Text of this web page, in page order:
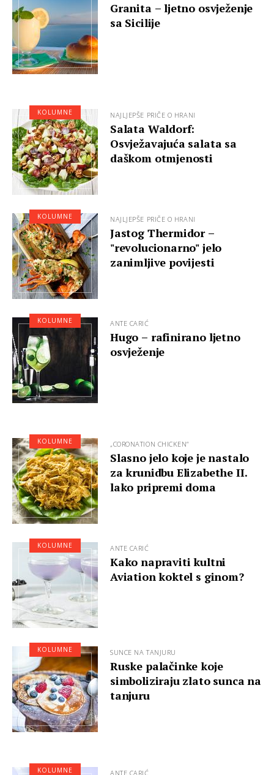
Granita – ljetno osvježenje
sa Sicilije
NAJLJEPŠE PRIČE O HRANI
Salata Waldorf:
Osvježavajuća salata sa
daškom otmjenosti
KOLUMNE
NAJLJEPŠE PRIČE O HRANI
Jastog Thermidor –
"revolucionarno" jelo
zanimljive povijesti
KOLUMNE
ANTE CARIĆ
Hugo – rafinirano ljetno
osvježenje
KOLUMNE
„CORONATION CHICKEN“
Slasno jelo koje je nastalo
za krunidbu Elizabethe II.
lako pripremi doma
KOLUMNE
ANTE CARIĆ
Kako napraviti kultni
Aviation koktel s ginom?
KOLUMNE
SUNCE NA TANJURU
Ruske palačinke koje
simboliziraju zlato sunca na
tanjuru
KOLUMNE
ANTE CARIĆ
KOLUMNE